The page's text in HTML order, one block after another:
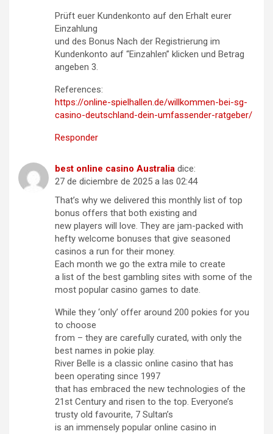
Prüft euer Kundenkonto auf den Erhalt eurer
Einzahlung
und des Bonus Nach der Registrierung im
Kundenkonto auf “Einzahlen” klicken und Betrag
angeben 3.
References:
https://online-spielhallen.de/willkommen-bei-sg-
casino-deutschland-dein-umfassender-ratgeber/
Responder
best online casino Australia dice:
27 de diciembre de 2025 a las 02:44
That’s why we delivered this monthly list of top
bonus offers that both existing and
new players will love. They are jam-packed with
hefty welcome bonuses that give seasoned
casinos a run for their money.
Each month we go the extra mile to create
a list of the best gambling sites with some of the
most popular casino games to date.
While they ‘only’ offer around 200 pokies for you
to choose
from – they are carefully curated, with only the
best names in pokie play.
River Belle is a classic online casino that has
been operating since 1997
that has embraced the new technologies of the
21st Century and risen to the top. Everyone’s
trusty old favourite, 7 Sultan’s
is an immensely popular online casino in